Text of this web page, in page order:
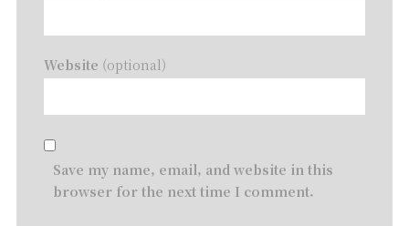
Website (optional)
Save my name, email, and website in this
browser for the next time I comment.